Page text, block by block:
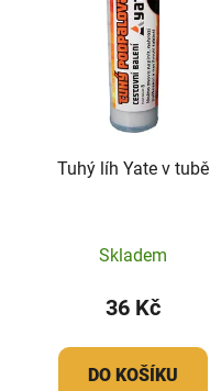
Tuhý líh Yate v tubě
Skladem
36 Kč
DO KOŠÍKU